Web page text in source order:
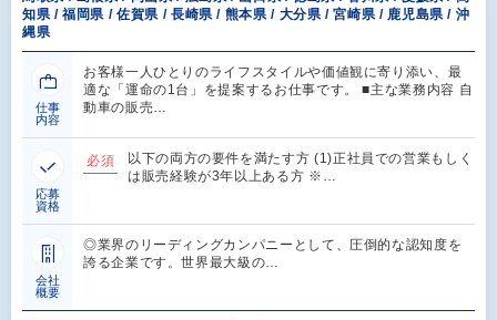
知県 / 福岡県 / 佐賀県 / 長崎県 / 熊本県 / 大分県 / 宮崎県 / 鹿児島県 / 沖
縄県
仕事
内容
お客様一人ひとりのライフスタイルや価値観に寄り添い、最
適な「運命の1台」を提案するお仕事です。 ■主な業務内容 自
動車の販売…
応募
資格
必須
以下の両方の要件を満たす方 (1)正社員での営業もしく
は販売経験が3年以上ある方 ※…
会社
概要
◎業界のリーディングカンパニーとして、圧倒的な認知度を
誇る企業です。世界最大級の…